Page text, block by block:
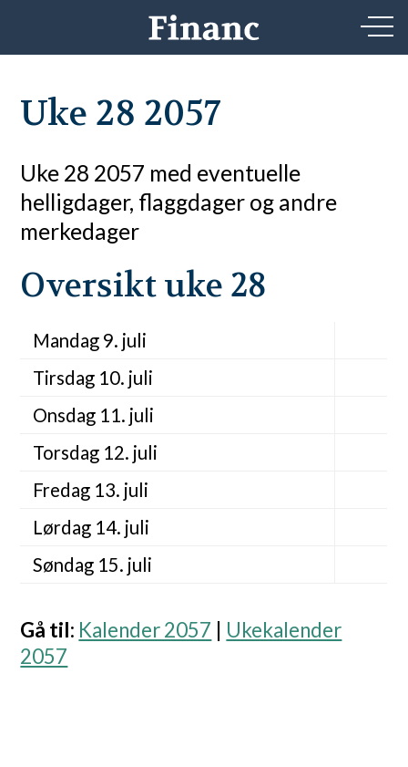
Uke 28 2057
Uke 28 2057 med eventuelle
helligdager, flaggdager og andre
merkedager
Oversikt uke 28
Mandag 9. juli
Tirsdag 10. juli
Onsdag 11. juli
Torsdag 12. juli
Fredag 13. juli
Lørdag 14. juli
Søndag 15. juli
Gå til: Kalender 2057
Ukekalender
2057